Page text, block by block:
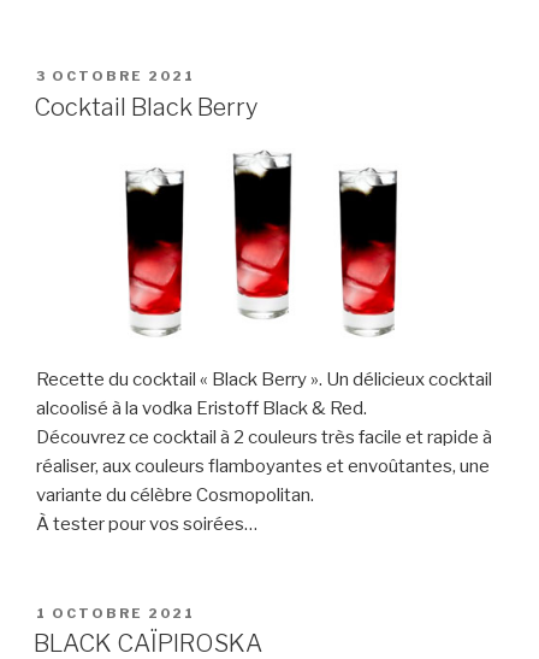
PUBLIÉ
LE
3 OCTOBRE 2021
Cocktail Black Berry
Recette du cocktail « Black Berry ». Un délicieux cocktail
alcoolisé à la vodka Eristoff Black & Red.
Découvrez ce cocktail à 2 couleurs très facile et rapide à
réaliser, aux couleurs flamboyantes et envoûtantes, une
variante du célèbre Cosmopolitan.
À tester pour vos soirées…
PUBLIÉ
LE
1 OCTOBRE 2021
BLACK CAÏPIROSKA